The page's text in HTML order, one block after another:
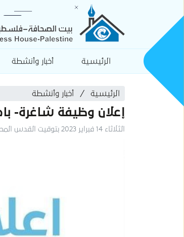
الرئيسية أخبار وأنشطة
الرئيسية أخبار وأنشطة
إعلان وظيفة شاغرة-
الثلاثاء 14 فبراير 2023 بتوقيت القدس المحتلة